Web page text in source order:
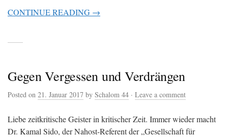
CONTINUE READING →
Gegen Vergessen und Verdrängen
Posted on 21. Januar 2017 by Schalom 44 · Leave a comment
Liebe zeitkritische Geister in kritischer Zeit. Immer wieder macht
Dr. Kamal Sido, der Nahost-Referent der „Gesellschaft für